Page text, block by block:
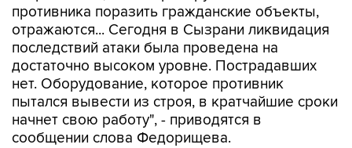
противника поразить гражданские объекты,
отражаются... Сегодня в Сызрани ликвидация
последствий атаки была проведена на
достаточно высоком уровне. Пострадавших
нет. Оборудование, которое противник
пытался вывести из строя, в кратчайшие сроки
начнет свою работу", - приводятся в
сообщении слова Федорищева.